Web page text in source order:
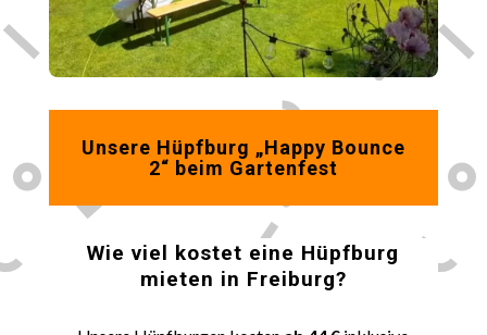
Unsere Hüpfburg „Happy Bounce
2“ beim Gartenfest
Wie viel kostet eine Hüpfburg
mieten in Freiburg?